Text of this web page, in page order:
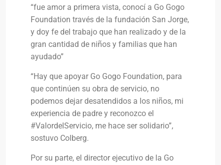
“fue amor a primera vista, conocí a Go Gogo
Foundation través de la fundación San Jorge,
y doy fe del trabajo que han realizado y de la
gran cantidad de niños y familias que han
ayudado”
“Hay que apoyar Go Gogo Foundation, para
que continúen su obra de servicio, no
podemos dejar desatendidos a los niños, mi
experiencia de padre y reconozco el
#ValordelServicio, me hace ser solidario”,
sostuvo Colberg.
Por su parte, el director ejecutivo de la Go